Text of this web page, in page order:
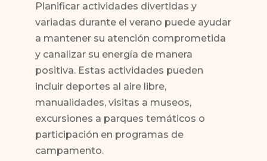
Planificar actividades divertidas y
variadas durante el verano puede ayudar
a mantener su atención comprometida
y canalizar su energía de manera
positiva. Estas actividades pueden
incluir deportes al aire libre,
manualidades, visitas a museos,
excursiones a parques temáticos o
participación en programas de
campamento.